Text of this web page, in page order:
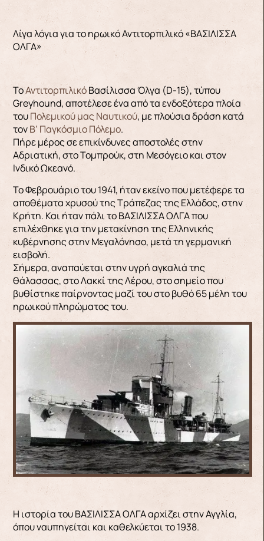
Λίγα λόγια για το ηρωικό Αντιτορπιλικό «ΒΑΣΙΛΙΣΣΑ
ΟΛΓΑ»
ΤοΑντιτορπιλικόΒασίλισσα Όλγα (D-15), τύπου
Greyhound, αποτέλεσε ένα από τα ενδοξότερα πλοία
τουΠολεμικού μας Ναυτικού, με πλούσια δράση κατά
τονΒ’ Παγκόσμιο Πόλεμο.
Πήρε μέρος σε επικίνδυνες αποστολές στην
Αδριατική, στο Τομπρούκ, στη Μεσόγειο και στον
Ινδικό Ωκεανό.
Το Φεβρουάριο του 1941, ήταν εκείνο που μετέφερε τα
αποθέματα χρυσού της Τράπεζας της Ελλάδος, στην
Κρήτη. Και ήταν πάλι το ΒΑΣΙΛΙΣΣΑ ΟΛΓΑ που
επιλέχθηκε για την μετακίνηση της Ελληνικής
κυβέρνησης στην Μεγαλόνησο, μετά τη γερμανική
εισβολή.
Σήμερα, αναπαύεται στην υγρή αγκαλιά της
θάλασσας, στο Λακκί της Λέρου, στο σημείο που
βυθίστηκε παίρνοντας μαζί του στο βυθό 65 μέλη του
ηρωικού πληρώματος του.
Η ιστορία του ΒΑΣΙΛΙΣΣΑ ΟΛΓΑ αρχίζει στην Αγγλία,
όπου ναυπηγείται και καθελκύεται το 1938.